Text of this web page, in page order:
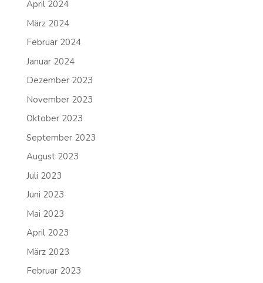
April 2024
März 2024
Februar 2024
Januar 2024
Dezember 2023
November 2023
Oktober 2023
September 2023
August 2023
Juli 2023
Juni 2023
Mai 2023
April 2023
März 2023
Februar 2023